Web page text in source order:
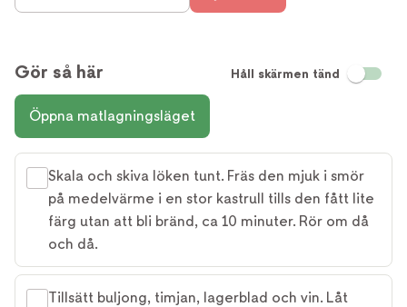
Gör så här Håll skärmen tänd
Öppna matlagningsläget
Skala och skiva löken tunt. Fräs den mjuk i smör
på medelvärme i en stor kastrull tills den fått lite
färg utan att bli bränd, ca 10 minuter. Rör om då
och då.
Tillsätt buljong, timjan, lagerblad och vin. Låt